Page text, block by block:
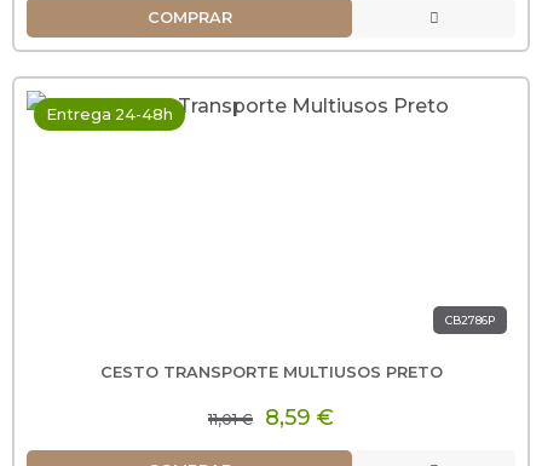
COMPRAR
Entrega 24-48h
CB2786P
CESTO TRANSPORTE MULTIUSOS PRETO
11,01 € 8,59 €